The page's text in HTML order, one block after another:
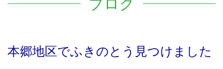
ブログ
本郷地区でふきのとう見つけました